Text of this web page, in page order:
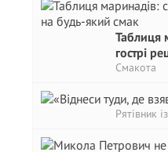
Таблиця
гострі
Смакота
Рятівник